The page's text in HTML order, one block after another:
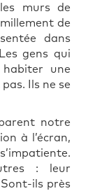
murs de
de
dans
gens qui
habiter une
Ils ne se
notre
à l’écran,
: leur
ils près